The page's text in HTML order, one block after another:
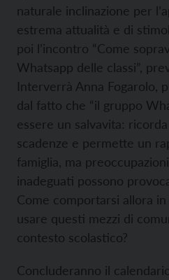
naturale inclinazione per
estrema attualità e di
poi l’incontro “Come
Whatsapp delle classi”,
Interverrà Anna Fogarolo,
dal fatto che “il gruppo
essere un salvavita:
scadenze e permette un
famiglia, ma
inadeguati possono
Come comportarsi allora
usare questi mezzi di
contesto scolastico?
Concluderanno il